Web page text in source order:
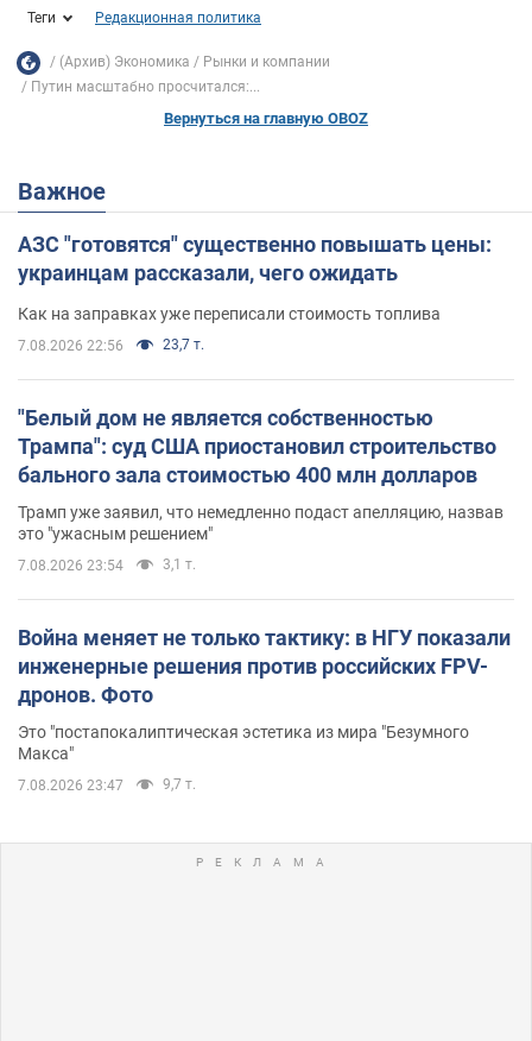
Теги Редакционная политика
(Архив) Экономика
Рынки и компании
Путин масштабно просчитался:...
Вернуться на главную OBOZ
Важное
АЗС "готовятся" существенно повышать цены:
украинцам рассказали, чего ожидать
Как на заправках уже переписали стоимость топлива
7.08.2026 22:56 23,7 т.
"Белый дом не является собственностью
Трампа": суд США приостановил строительство
бального зала стоимостью 400 млн долларов
Трамп уже заявил, что немедленно подаст апелляцию, назвав
это "ужасным решением"
7.08.2026 23:54 3,1 т.
Война меняет не только тактику: в НГУ показали
инженерные решения против российских FPV-
дронов. Фото
Это "постапокалиптическая эстетика из мира "Безумного
Макса"
7.08.2026 23:47 9,7 т.